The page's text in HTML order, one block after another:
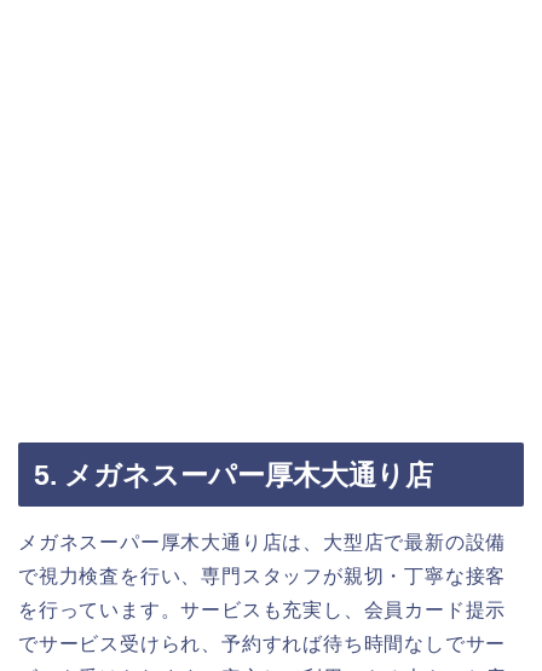
5. メガネスーパー厚木大通り店
メガネスーパー厚木大通り店は、大型店で最新の設備
で視力検査を行い、専門スタッフが親切・丁寧な接客
を行っています。サービスも充実し、会員カード提示
でサービス受けられ、予約すれば待ち時間なしでサー